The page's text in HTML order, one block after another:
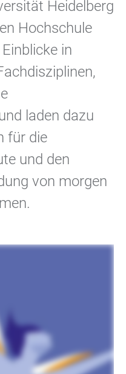
Heidelberg
Hochschule
in
laden dazu
für die
und den
von morgen